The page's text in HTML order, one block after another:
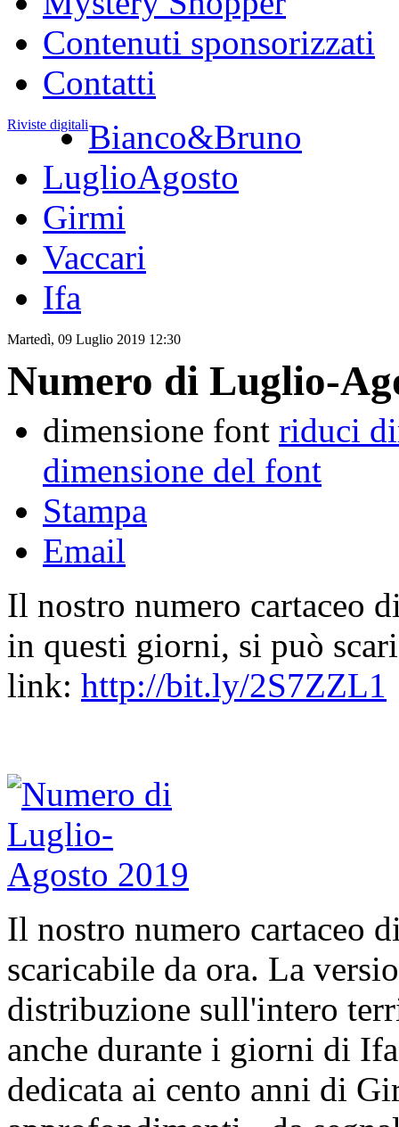
Contenuti sponsorizzati
Contatti
Riviste digitaliBianco&Bruno
LuglioAgosto
Girmi
Vaccari
Ifa
Martedì, 09 Luglio 2019 12:30
Numero di Luglio-
dimensione font riduci
dimensione del font
Stampa
Email
Il nostro numero cartaceo
in questi giorni, si può
link: http://bit.ly/2S7ZZL1
Il nostro numero cartaceo
scaricabile da ora. La
distribuzione sull'intero
anche durante i giorni di
dedicata ai cento anni di